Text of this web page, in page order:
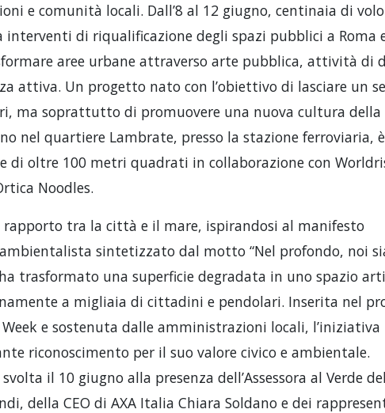
e comunità locali. Dall’8 al 12 giugno, centinaia di
interventi di riqualificazione degli spazi pubblici a Roma
aree urbane attraverso arte pubblica, attività di
attiva. Un progetto nato con l’obiettivo di lasciare un
ma soprattutto di promuovere una nuova cultura della
nel quartiere Lambrate, presso la stazione ferroviaria,
di oltre 100 metri quadrati in collaborazione con
Noodles.
rapporto tra la città e il mare, ispirandosi al manifesto
ambientalista sintetizzato dal motto “Nel profondo, noi
ha trasformato una superficie degradata in uno spazio
a migliaia di cittadini e pendolari. Inserita nel
e sostenuta dalle amministrazioni locali, l’iniziativa
riconoscimento per il suo valore civico e ambientale.
il 10 giugno alla presenza dell’Assessora al Verde
della CEO di AXA Italia Chiara Soldano e dei